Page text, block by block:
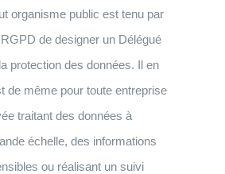
organisme public est tenu par
de designer un Délégué
protection des données. Il en
de même pour toute entreprise
traitant des données à
échelle, des informations
ou réalisant un suivi